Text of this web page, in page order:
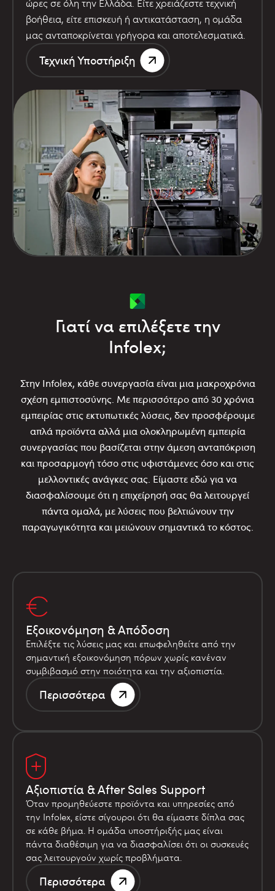
ώρες σε όλη την Ελλάδα. Είτε χρειάζεστε τεχνική
βοήθεια, είτε επισκευή ή αντικατάσταση, η ομάδα
μας ανταποκρίνεται γρήγορα και αποτελεσματικά.
Τεχνική Υποστήριξη
Γιατί να επιλέξετε την
Infolex;
Στην Infolex, κάθε συνεργασία είναι μια μακροχρόνια
σχέση εμπιστοσύνης. Με περισσότερο από 30 χρόνια
εμπειρίας στις εκτυπωτικές λύσεις, δεν προσφέρουμε
απλά προϊόντα αλλά μια ολοκληρωμένη εμπειρία
συνεργασίας που βασίζεται στην άμεση ανταπόκριση
και προσαρμογή τόσο στις υφιστάμενες όσο και στις
μελλοντικές ανάγκες σας. Είμαστε εδώ για να
διασφαλίσουμε ότι η επιχείρησή σας θα λειτουργεί
πάντα ομαλά, με λύσεις που βελτιώνουν την
παραγωγικότητα και μειώνουν σημαντικά το κόστος.
Εξοικονόμηση & Απόδοση
Επιλέξτε τις λύσεις μας και επωφεληθείτε από την
σημαντική εξοικονόμηση πόρων χωρίς κανέναν
συμβιβασμό στην ποιότητα και την αξιοπιστία.
Περισσότερα
Αξιοπιστία & After Sales Support
Όταν προμηθεύεστε προϊόντα και υπηρεσίες από
την Infolex, είστε σίγουροι ότι θα είμαστε δίπλα σας
σε κάθε βήμα. Η ομάδα υποστήριξής μας είναι
πάντα διαθέσιμη για να διασφαλίσει ότι οι συσκευές
σας λειτουργούν χωρίς προβλήματα.
Περισσότερα